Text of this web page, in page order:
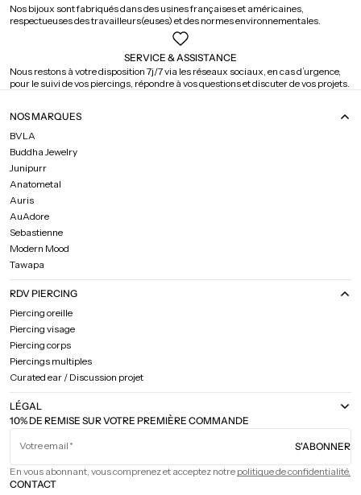
Nos bijoux sont fabriqués dans des usines françaises et américaines,
respectueuses des travailleurs(euses) et des normes environnementales.
SERVICE & ASSISTANCE
Nous restons à votre disposition 7j/7 via les réseaux sociaux, en cas d’urgence,
pour le suivi de vos piercings, répondre à vos questions et discuter de vos projets.
10% DE REMISE SUR VOTRE PREMIÈRE COMMANDE
Votre email S'ABONNER
En vous abonnant, vous comprenez et acceptez notre politique de confidentialité.
NOS MARQUES
BVLA
Buddha Jewelry
Junipurr
Anatometal
Auris
AuAdore
Sebastienne
Modern Mood
Tawapa
RDV PIERCING
Piercing oreille
Piercing visage
Piercing corps
Piercings multiples
Curated ear / Discussion projet
LÉGAL
CONTACT